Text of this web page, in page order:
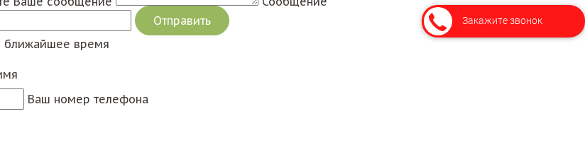
ближайшее время
Ваш номер телефона
Закажите звонок